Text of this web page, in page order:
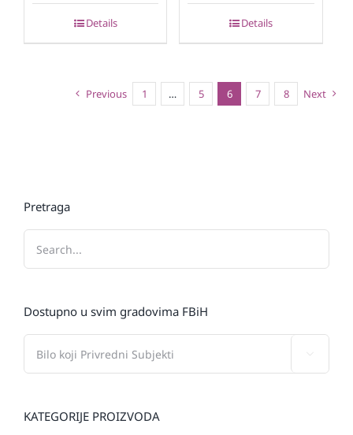
Details Details
Previous 1 … 5 6 7 8 Next
Pretraga
Dostupno u svim gradovima FBiH
KATEGORIJE PROIZVODA